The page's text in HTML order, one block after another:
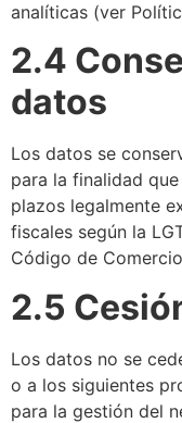
analíticas (ver
2.4
datos
Los datos se
para la finalidad
plazos legalmente
fiscales según la
Código de
2.5
Los datos no se
o a los siguientes
para la gestión del